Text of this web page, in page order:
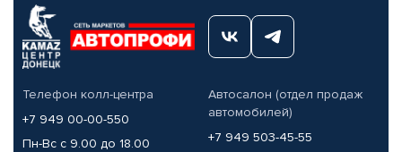
Телефон колл-центра
+7 949 00-00-550
Пн-Вс с 9.00 до 18.00
Автосалон (отдел продаж
автомобилей)
+7 949 503-45-55